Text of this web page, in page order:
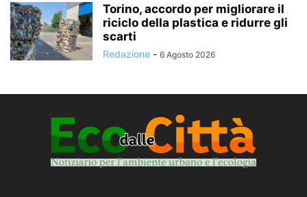
Torino, accordo per migliorare il
riciclo della plastica e ridurre gli
scarti
Redazione - 6 Agosto 2026